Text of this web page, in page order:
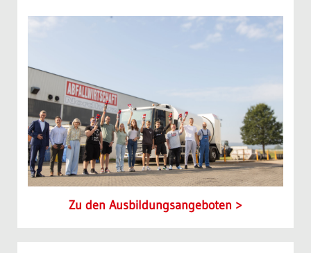
Zu den Ausbildungs­angeboten